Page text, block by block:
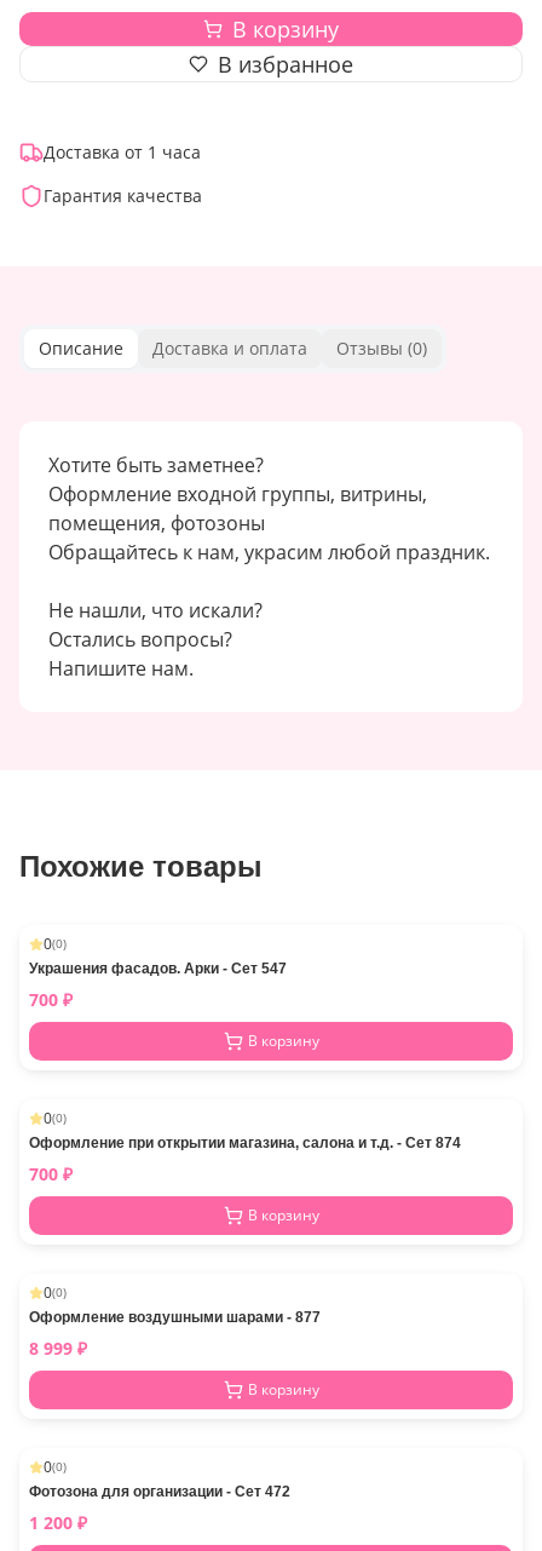
В корзину
В избранное
Доставка от 1 часа
Гарантия качества
Описание Доставка и оплата Отзывы (0)
Хотите быть заметнее?
Оформление входной группы, витрины,
помещения, фотозоны
Обращайтесь к нам, украсим любой праздник.
Не нашли, что искали?
Остались вопросы?
Напишите нам.
Похожие товары
0(0)
Украшения фасадов. Арки - Сет 547
700 ₽
В корзину
0(0)
Оформление при открытии магазина, салона и т.д. - Сет 874
700 ₽
В корзину
0(0)
Оформление воздушными шарами - 877
8 999 ₽
В корзину
0(0)
Фотозона для организации - Сет 472
1 200 ₽